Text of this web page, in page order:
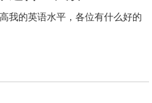
我的英语水平，各位有什么好的